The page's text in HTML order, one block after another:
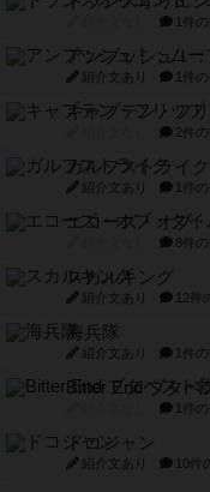
1件
アンブッシュ！
紹介文あり 1件
キャプテン・フ
2件の
ガルフストライク
紹介文あり 1件
エコーズ・オブ
8件の
スカルキング
紹介文あり 12件
海兵隊
紹介文あり 1件
Bitter End ブタペ
1件
ドコジャン
紹介文あり 10件